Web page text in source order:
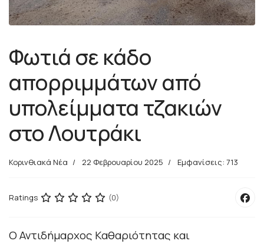
Φωτιά σε κάδο
απορριμμάτων από
υπολείμματα τζακιών
στο Λουτράκι
Κορινθιακά Νέα 22 Φεβρουαρίου 2025 Εμφανίσεις: 713
Ratings (0)
Ο Αντιδήμαρχος Καθαριότητας και